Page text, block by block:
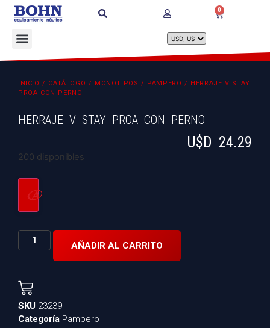
0
INICIO / CATÁLOGO / MONOTIPOS / PAMPERO / HERRAJE V STAY
PROA CON PERNO
HERRAJE V STAY PROA CON PERNO
U$D 24.29
200 disponibles
AÑADIR AL CARRITO
SKU 23239
Categoría Pampero